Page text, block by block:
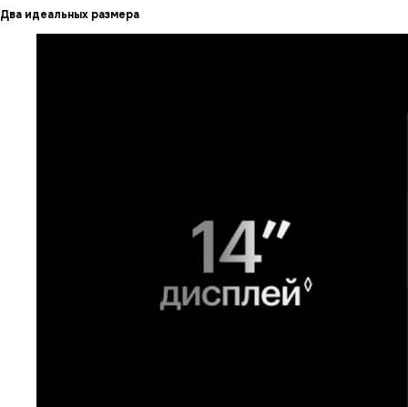
Два идеальных размера